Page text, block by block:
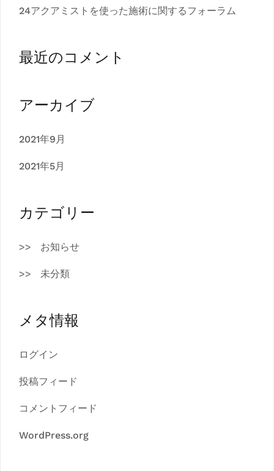
24アクアミストを使った施術に関するフォーラム
最近のコメント
アーカイブ
2021年9月
2021年5月
カテゴリー
お知らせ
未分類
メタ情報
ログイン
投稿フィード
コメントフィード
WordPress.org